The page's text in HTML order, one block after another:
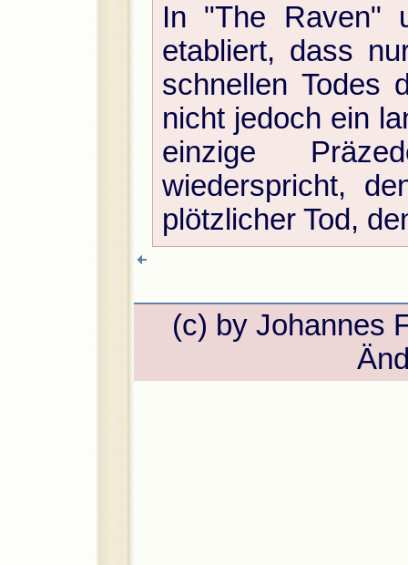
In "The Raven"
etabliert, dass
schnellen Todes
nicht jedoch ein
einzige
wiederspricht,
plötzlicher Tod,
(c) by Johannes